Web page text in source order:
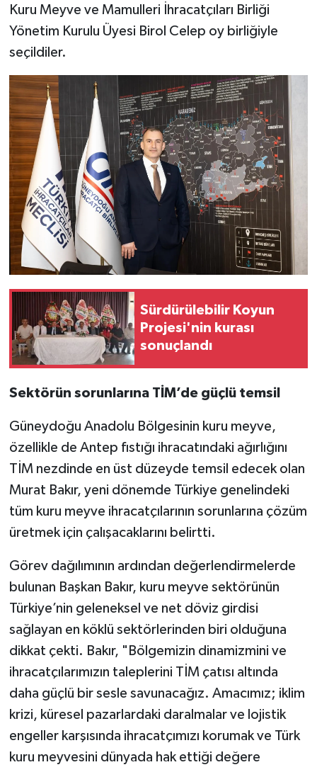
Kuru Meyve ve Mamulleri İhracatçıları Birliği
Yönetim Kurulu Üyesi Birol Celep oy birliğiyle
seçildiler.
Sürdürülebilir Koyun
Projesi'nin kurası
sonuçlandı
Sektörün sorunlarına TİM’de güçlü temsil
Güneydoğu Anadolu Bölgesinin kuru meyve,
özellikle de Antep fıstığı ihracatındaki ağırlığını
TİM nezdinde en üst düzeyde temsil edecek olan
Murat Bakır, yeni dönemde Türkiye genelindeki
tüm kuru meyve ihracatçılarının sorunlarına çözüm
üretmek için çalışacaklarını belirtti.
Görev dağılımının ardından değerlendirmelerde
bulunan Başkan Bakır, kuru meyve sektörünün
Türkiye’nin geleneksel ve net döviz girdisi
sağlayan en köklü sektörlerinden biri olduğuna
dikkat çekti. Bakır, "Bölgemizin dinamizmini ve
ihracatçılarımızın taleplerini TİM çatısı altında
daha güçlü bir sesle savunacağız. Amacımız; iklim
krizi, küresel pazarlardaki daralmalar ve lojistik
engeller karşısında ihracatçımızı korumak ve Türk
kuru meyvesini dünyada hak ettiği değere